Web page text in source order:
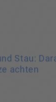
Stau:
achten